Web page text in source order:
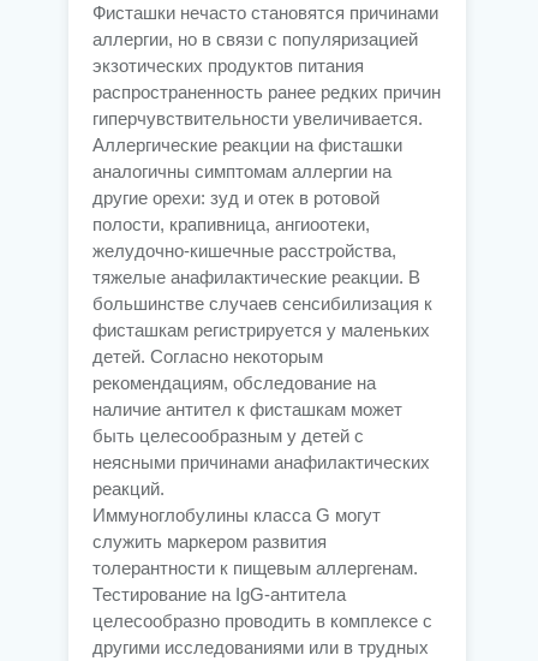
Фисташки нечасто становятся причинами
аллергии, но в связи с популяризацией
экзотических продуктов питания
распространенность ранее редких причин
гиперчувствительности увеличивается.
Аллергические реакции на фисташки
аналогичны симптомам аллергии на
другие орехи: зуд и отек в ротовой
полости, крапивница, ангиоотеки,
желудочно-кишечные расстройства,
тяжелые анафилактические реакции. В
большинстве случаев сенсибилизация к
фисташкам регистрируется у маленьких
детей. Согласно некоторым
рекомендациям, обследование на
наличие антител к фисташкам может
быть целесообразным у детей с
неясными причинами анафилактических
реакций.
Иммуноглобулины класса G могут
служить маркером развития
толерантности к пищевым аллергенам.
Тестирование на IgG-антитела
целесообразно проводить в комплексе с
другими исследованиями или в трудных